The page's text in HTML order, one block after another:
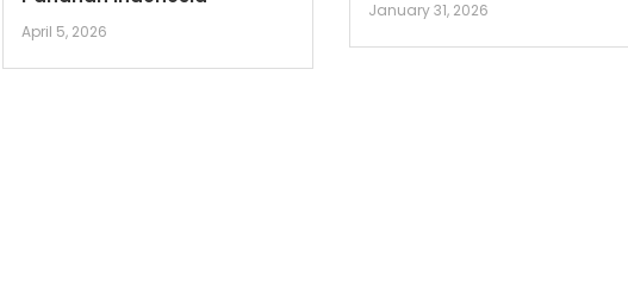
April 5, 2026
January 31, 2026